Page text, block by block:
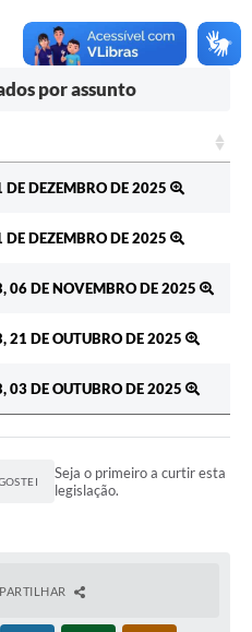
por assunto
DE DEZEMBRO DE 2025
DE DEZEMBRO DE 2025
06 DE NOVEMBRO DE 2025
21 DE OUTUBRO DE 2025
03 DE OUTUBRO DE 2025
Seja o primeiro a curtir esta
legislação.